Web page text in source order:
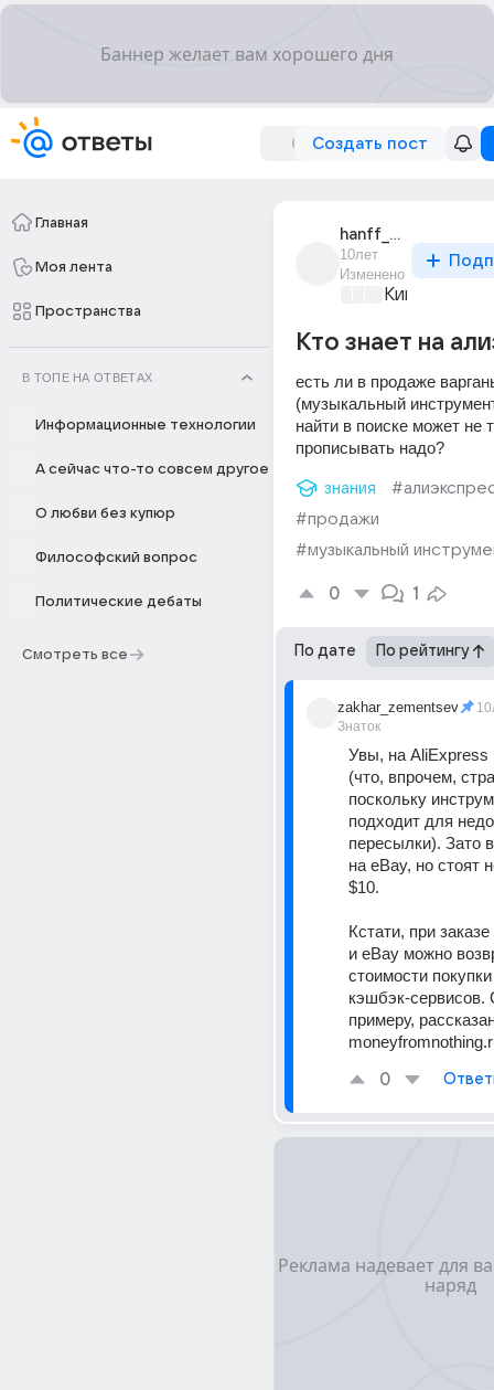
Создать пост
Главная
Моя лента
Пространства
В ТОПЕ НА ОТВЕТАХ
Информационные технологии
А сейчас что-то совсем другое
О любви без купюр
Философский вопрос
Политические дебаты
Смотреть все
hanff_hanff
10лет
Изменено
Киномания
Кто знает на
есть ли в продаже
(музыкальный
найти в поиске может не
прописывать надо?
знания
#продажи
#музыкальный
0 1
По дате По рейтингу
zakhar_zementsev
Знаток
Увы, на AliExpress
(что, впрочем,
поскольку
подходит для
пересылки). Зато
на eBay, но стоят
$10.
Кстати, при
и eBay можно
стоимости
кэшбэк-сервисов.
примеру,
0